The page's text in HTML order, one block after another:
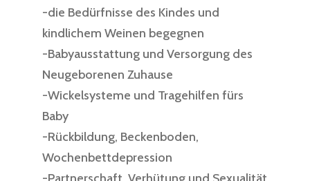
-die Bedürfnisse des Kindes und
kindlichem Weinen begegnen
-Babyausstattung und Versorgung des
Neugeborenen Zuhause
-Wickelsysteme und Tragehilfen fürs
Baby
-Rückbildung, Beckenboden,
Wochenbettdepression